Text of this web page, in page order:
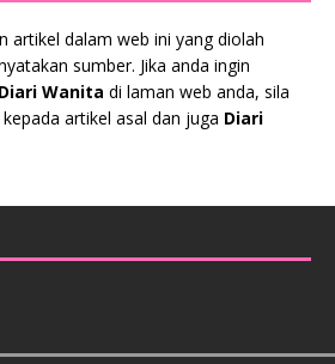
artikel dalam web ini yang diolah
sumber. Jika anda ingin
Diari Wanita di laman web anda, sila
artikel asal dan juga Diari